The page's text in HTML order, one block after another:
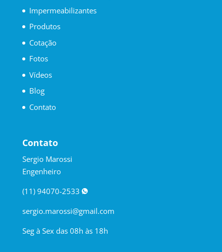
Impermeabilizantes
Produtos
Cotação
Fotos
Vídeos
Blog
Contato
Contato
Sergio Marossi
Engenheiro
(11) 94070-2533
sergio.marossi@gmail.com
Seg à Sex das 08h às 18h